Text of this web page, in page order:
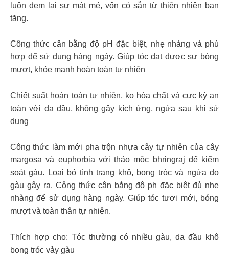
luôn đem lại sự mát mẻ, vốn có sẵn từ thiên nhiên ban
tặng.
Công thức cân bằng độ pH đặc biệt, nhẹ nhàng và phù
hợp để sử dụng hàng ngày. Giúp tóc đạt được sự bóng
mượt, khỏe mạnh hoàn toàn tự nhiên
Chiết suất hoàn toàn tự nhiên, ko hóa chất và cực kỳ an
toàn với da đầu, không gây kích ứng, ngứa sau khi sử
dụng
Công thức làm mới pha trộn nhựa cây tự nhiên của cây
margosa và euphorbia với thảo mộc bhringraj để kiểm
soát gàu. Loại bỏ tình trạng khô, bong tróc và ngứa do
gàu gây ra. Công thức cân bằng độ ph đặc biệt đủ nhẹ
nhàng để sử dụng hàng ngày. Giúp tóc tươi mới, bóng
mượt và toàn thân tự nhiên.
Thích hợp cho: Tóc thường có nhiều gàu, da đầu khô
bong tróc vảy gàu